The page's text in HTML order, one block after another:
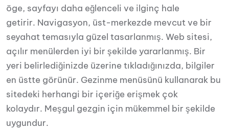
öge, sayfayı daha eğlenceli ve ilginç hale
getirir. Navigasyon, üst-merkezde mevcut ve bir
seyahat temasıyla güzel tasarlanmış. Web sitesi,
açılır menülerden iyi bir şekilde yararlanmış. Bir
yeri belirlediğinizde üzerine tıkladığınızda, bilgiler
en üstte görünür. Gezinme menüsünü kullanarak bu
sitedeki herhangi bir içeriğe erişmek çok
kolaydır. Meşgul gezgin için mükemmel bir şekilde
uygundur.